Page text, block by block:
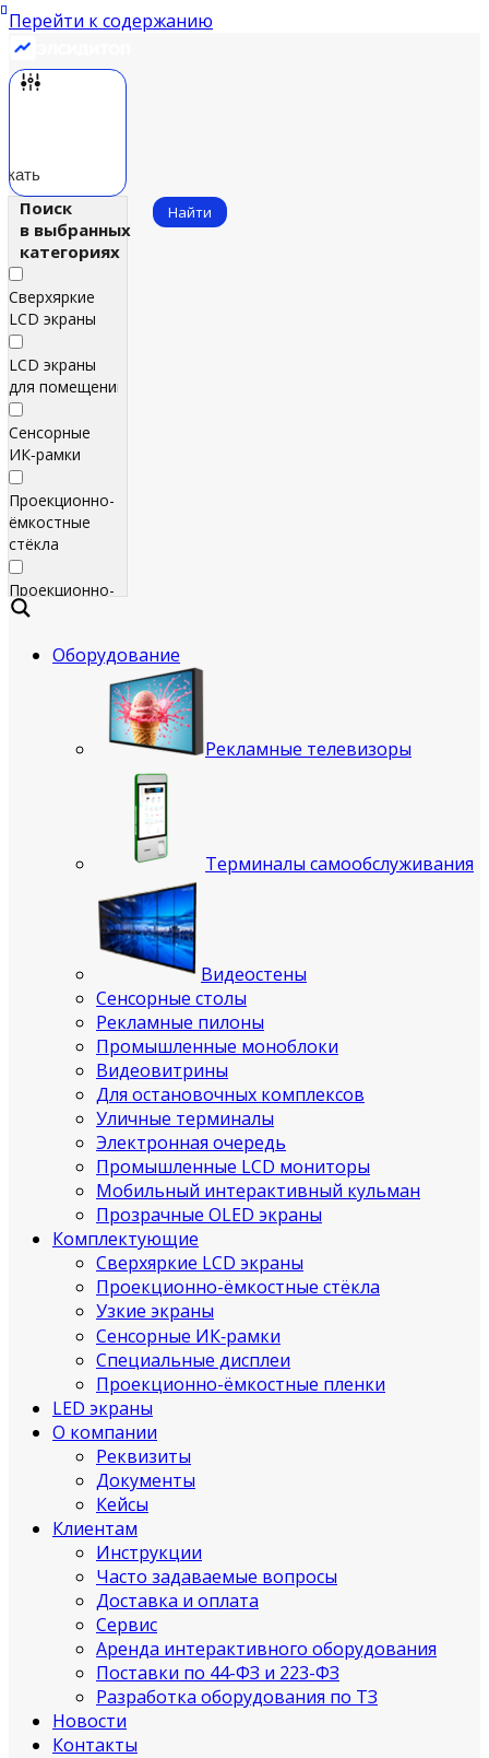
Перейти к содержанию
Поиск
в выбранных
категориях
Сверхяркие
LCD экраны
LCD экраны
для помещений
Сенсорные
ИК‑рамки
Проекционно-
ёмкостные
стёкла
Проекционно-
ёмкостные
Найти
Оборудование
Рекламные телевизоры
Терминалы самообслуживания
Видеостены
Сенсорные столы
Рекламные пилоны
Промышленные моноблоки
Видеовитрины
Для остановочных комплексов
Уличные терминалы
Электронная очередь
Промышленные LCD мониторы
Мобильный интерактивный кульман
Прозрачные OLED экраны
Комплектующие
Сверхяркие LCD экраны
Проекционно-ёмкостные стёкла
Узкие экраны
Сенсорные ИК‑рамки
Специальные дисплеи
Проекционно-ёмкостные пленки
LED экраны
О компании
Реквизиты
Документы
Кейсы
Клиентам
Инструкции
Часто задаваемые вопросы
Доставка и оплата
Сервис
Аренда интерактивного оборудования
Поставки по 44-ФЗ и 223-ФЗ
Разработка оборудования по ТЗ
Новости
Контакты